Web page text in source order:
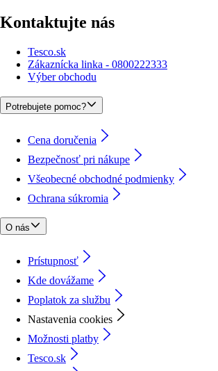
Kontaktujte nás
Tesco.sk
Zákaznícka linka - 0800222333
Výber obchodu
Potrebujete pomoc?
Cena doručenia
Bezpečnosť pri nákupe
Všeobecné obchodné podmienky
Ochrana súkromia
O nás
Prístupnosť
Kde dovážame
Poplatok za službu
Nastavenia cookies
Možnosti platby
Tesco.sk